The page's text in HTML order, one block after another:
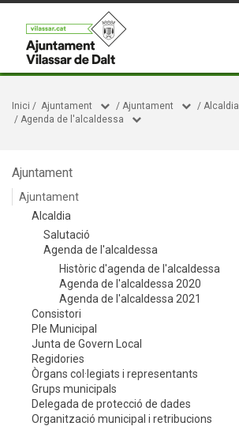
Inici / Ajuntament / Ajuntament / Alcaldia
/ Agenda de l'alcaldessa
Ajuntament
Ajuntament
Alcaldia
Salutació
Agenda de l'alcaldessa
Històric d'agenda de l'alcaldessa
Agenda de l'alcaldessa 2020
Agenda de l'alcaldessa 2021
Consistori
Ple Municipal
Junta de Govern Local
Regidories
Òrgans col·legiats i representants
Grups municipals
Delegada de protecció de dades
Organització municipal i retribucions